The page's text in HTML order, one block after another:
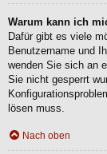
Warum kann ich
Dafür gibt es viele
Benutzername und
wenden Sie sich an
Sie nicht gesperrt
lösen muss.
Nach oben